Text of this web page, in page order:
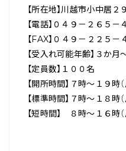
【所在地】川越市小中居２
【電話】０４９－２６５－
【FAX】０４９－２２５－
【受入れ可能年齢】３か月
【定員数】１００名
【開所時間】７時～１９時（
【標準時間】７時～１８時（
【短時間】 ８時～１６時（